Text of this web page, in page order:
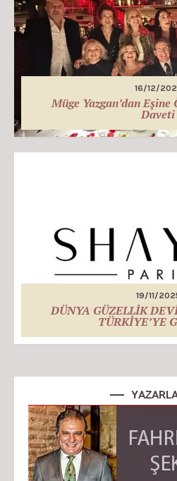
16/12/
Müge Yazgan’dan Eşine
Daveti
19/11/
DÜNYA GÜZELLİK
TÜRKİYE’YE